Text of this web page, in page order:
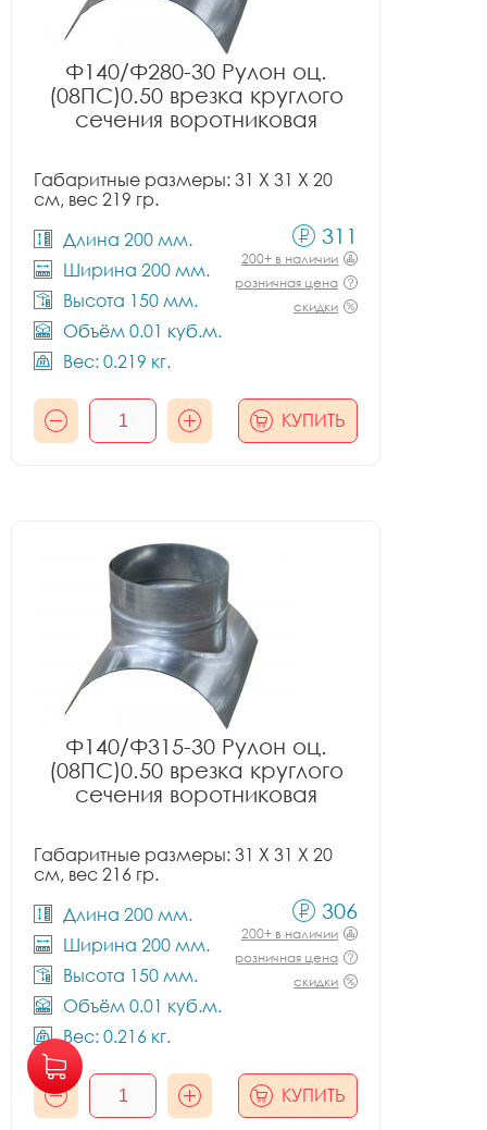
Ф140/Ф280-30 Рулон оц.
(08ПС)0.50 врезка круглого
сечения воротниковая
Габаритные размеры: 31 X 31 X 20
см, вес 219 гр.
Длина 200 мм.
Ширина 200 мм.
Высота 150 мм.
Объём 0.01 куб.м.
Вес: 0.219 кг.
311
200+ в наличии
розничная цена
скидки
КУПИТЬ
Ф140/Ф315-30 Рулон оц.
(08ПС)0.50 врезка круглого
сечения воротниковая
Габаритные размеры: 31 X 31 X 20
см, вес 216 гр.
Длина 200 мм.
Ширина 200 мм.
Высота 150 мм.
Объём 0.01 куб.м.
Вес: 0.216 кг.
306
200+ в наличии
розничная цена
скидки
КУПИТЬ